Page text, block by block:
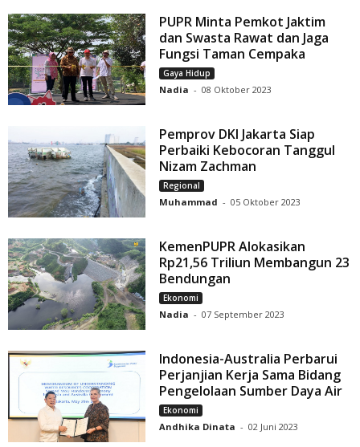
PUPR Minta Pemkot Jaktim
dan Swasta Rawat dan Jaga
Fungsi Taman Cempaka
Gaya Hidup
Nadia - 08 Oktober 2023
Pemprov DKI Jakarta Siap
Perbaiki Kebocoran Tanggul
Nizam Zachman
Regional
Muhammad - 05 Oktober 2023
KemenPUPR Alokasikan
Rp21,56 Triliun Membangun 23
Bendungan
Ekonomi
Nadia - 07 September 2023
Indonesia-Australia Perbarui
Perjanjian Kerja Sama Bidang
Pengelolaan Sumber Daya Air
Ekonomi
Andhika Dinata - 02 Juni 2023